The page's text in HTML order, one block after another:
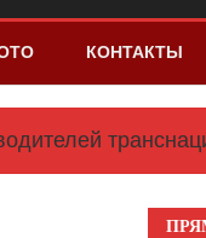
КОНТАКТЫ